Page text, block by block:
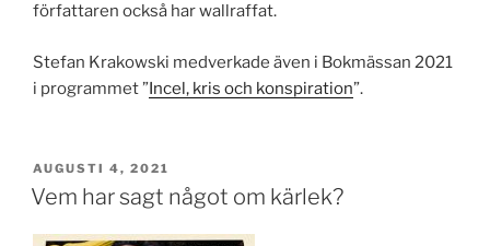
författaren också har wallraffat.
Stefan Krakowski medverkade även i Bokmässan 2021
i programmet ”Incel, kris och konspiration”.
PUBLICERAT
AUGUSTI 4, 2021
Vem har sagt något om kärlek?